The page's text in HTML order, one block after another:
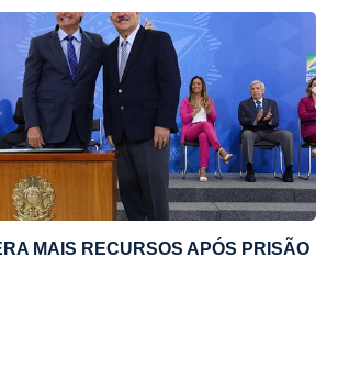
MAIS RECURSOS APÓS PRISÃO